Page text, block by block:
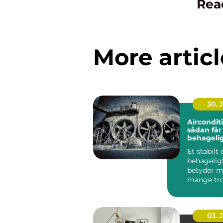
More
30.
sådan
Et stabilt
betyder
mange
03.